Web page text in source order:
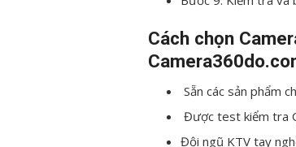
Cách chọn
Sẵn các sản phẩm
Được test kiểm tra
Đội ngũ KTV tay